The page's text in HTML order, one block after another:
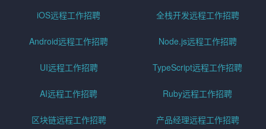
iOS远程工作招聘 全栈开发远程工作招聘
Android远程工作招聘 Node.js远程工作招聘
UI远程工作招聘 TypeScript远程工作招聘
AI远程工作招聘 Ruby远程工作招聘
区块链远程工作招聘 产品经理远程工作招聘